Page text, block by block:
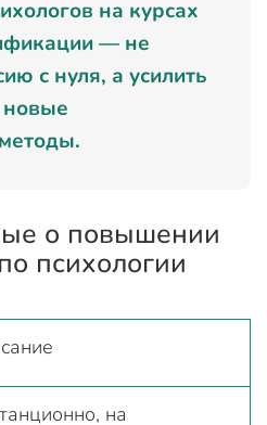
на курсах
— не
с нуля, а усилить
новые
о повышении
психологии
на